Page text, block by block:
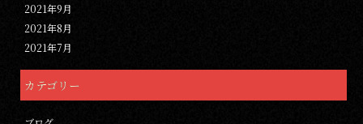
2021年9月
2021年8月
2021年7月
カテゴリー